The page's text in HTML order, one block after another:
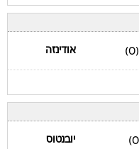
(0) אודינזה
יובנטוס